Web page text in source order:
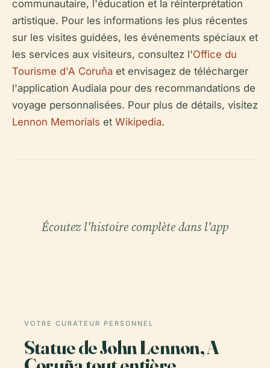
communautaire, l'éducation et la réinterprétation
artistique. Pour les informations les plus récentes
sur les visites guidées, les événements spéciaux et
les services aux visiteurs, consultez l'Office du
Tourisme d'A Coruña et envisagez de télécharger
l'application Audiala pour des recommandations de
voyage personnalisées. Pour plus de détails, visitez
Lennon Memorials et Wikipedia.
Écoutez l'histoire complète dans l'app
VOTRE CURATEUR PERSONNEL
Statue de John Lennon, A